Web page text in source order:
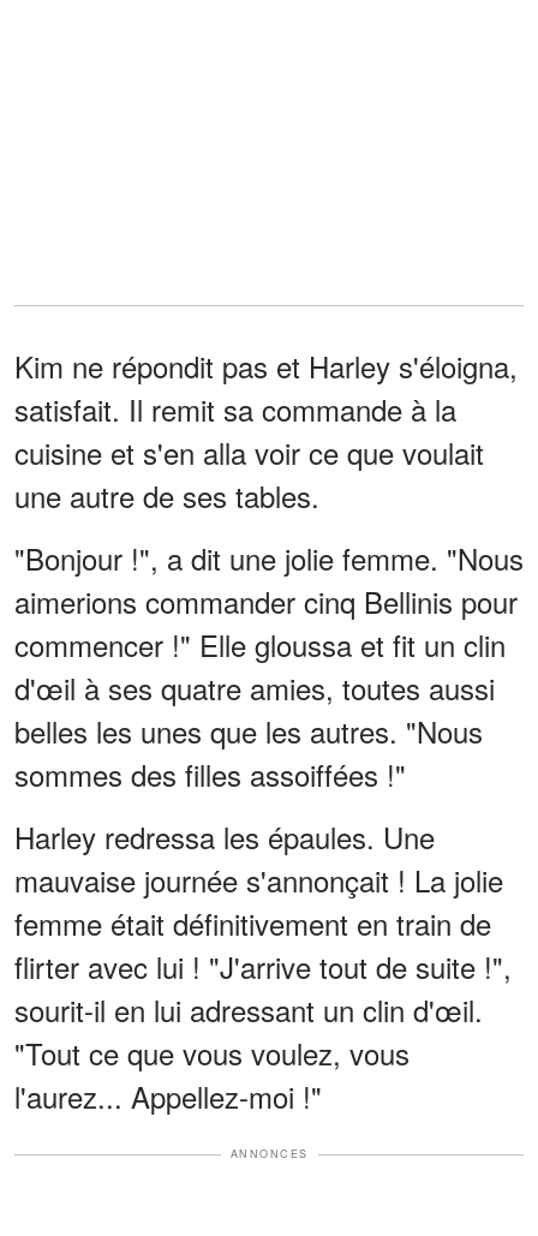
Kim ne répondit pas et Harley s'éloigna,
satisfait. Il remit sa commande à la
cuisine et s'en alla voir ce que voulait
une autre de ses tables.
"Bonjour !", a dit une jolie femme. "Nous
aimerions commander cinq Bellinis pour
commencer !" Elle gloussa et fit un clin
d'œil à ses quatre amies, toutes aussi
belles les unes que les autres. "Nous
sommes des filles assoiffées !"
Harley redressa les épaules. Une
mauvaise journée s'annonçait ! La jolie
femme était définitivement en train de
flirter avec lui ! "J'arrive tout de suite !",
sourit-il en lui adressant un clin d'œil.
"Tout ce que vous voulez, vous
l'aurez... Appellez-moi !"
ANNONCES